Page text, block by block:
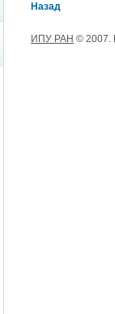
Назад
ИПУ РАН © 2007.